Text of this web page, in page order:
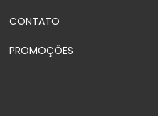
CONTATO
PROMOÇÕES